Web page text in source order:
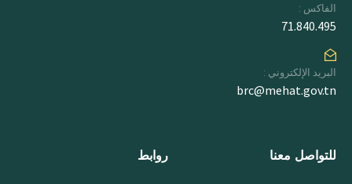
الفاكس :
71.840.495
البريد الإلكتروني :
brc@mehat.gov.tn
للتواصل معنا روابط